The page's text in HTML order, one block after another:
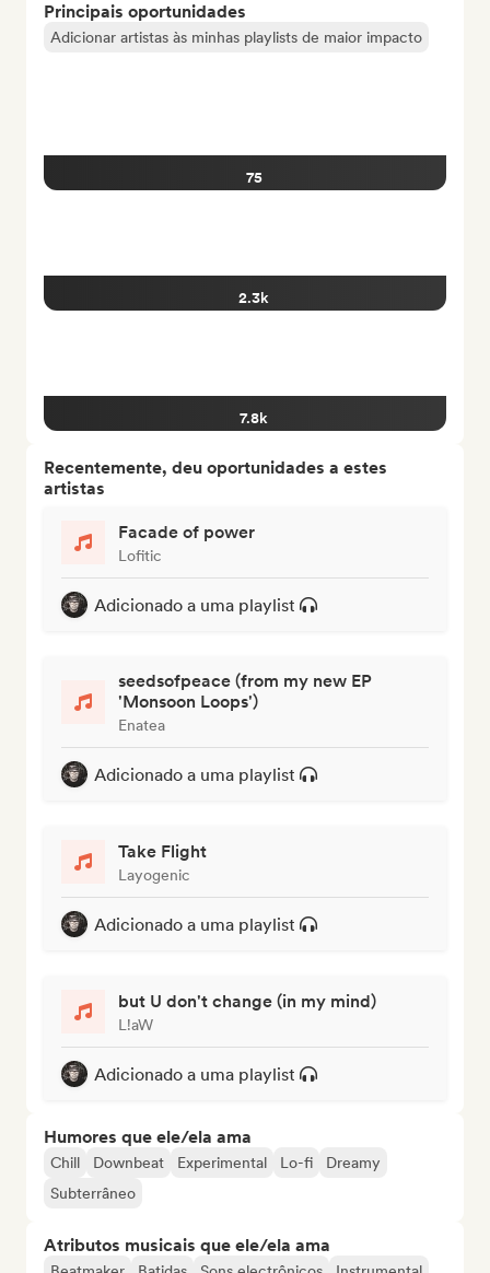
Principais oportunidades
Adicionar artistas às minhas playlists de maior impacto
75
2.3k
7.8k
Recentemente, deu oportunidades a estes
artistas
Facade of power
Lofitic
Adicionado a uma playlist
seedsofpeace (from my new EP
'Monsoon Loops')
Enatea
Adicionado a uma playlist
Take Flight
Layogenic
Adicionado a uma playlist
but U don't change (in my mind)
L!aW
Adicionado a uma playlist
Humores que ele/ela ama
Chill Downbeat Experimental Lo-fi
Dreamy
Subterrâneo
Atributos musicais que ele/ela ama